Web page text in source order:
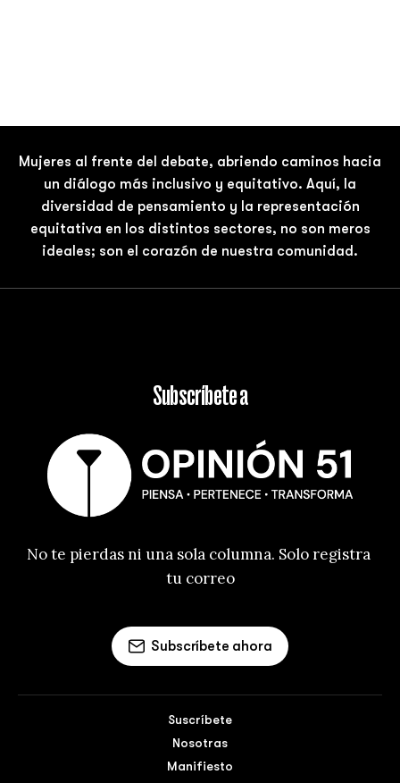
Mujeres al frente del debate, abriendo caminos hacia
un diálogo más inclusivo y equitativo. Aquí, la
diversidad de pensamiento y la representación
equitativa en los distintos sectores, no son meros
ideales; son el corazón de nuestra comunidad.
Subscríbete a
No te pierdas ni una sola columna. Solo registra
tu correo
Subscríbete ahora
Suscríbete
Nosotras
Manifiesto